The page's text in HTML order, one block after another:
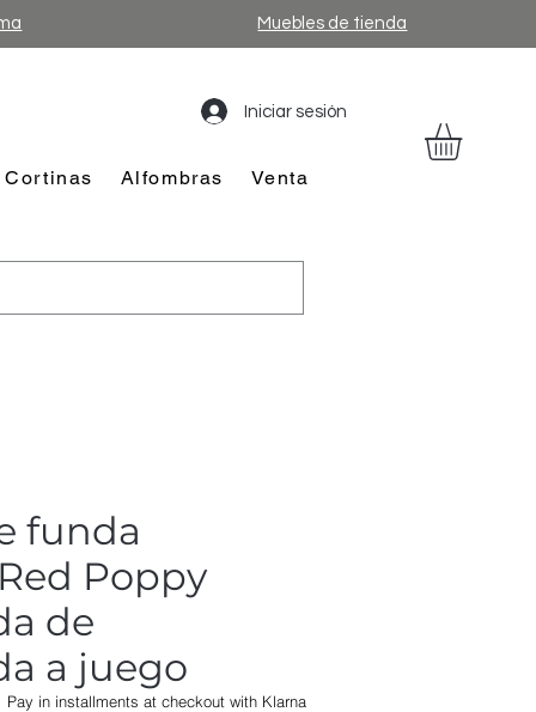
Muebles de tienda
Iniciar sesión
Cortinas Alfombras Venta
funda
Poppy
de
a juego
Pay in installments at checkout with Klarna